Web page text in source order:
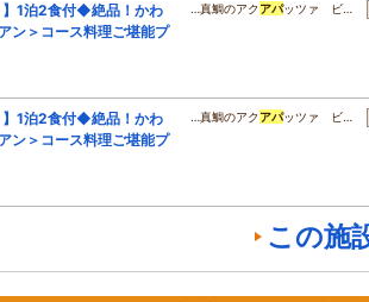
】1泊2食付◆絶品！かわ
ン＞コース料理ご堪能プ
…真鯛のアクアパッツァ ビ…
】1泊2食付◆絶品！かわ
ン＞コース料理ご堪能プ
…真鯛のアクアパッツァ ビ…
この施